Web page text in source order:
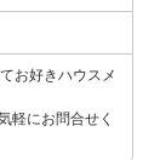
お好きハウスメ
軽にお問合せく